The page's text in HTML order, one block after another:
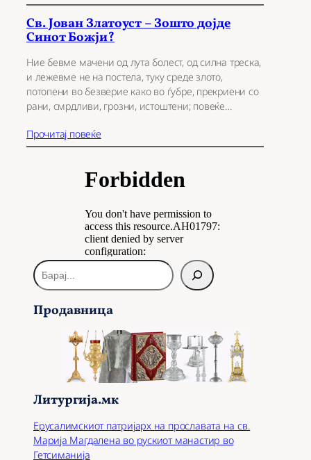
Св. Јован Златоуст – Зошто дојде
Синот Божји?
Ние бевме мачени од лута болест, од силна треска,
и лежевме не на постела, туку среде злото,
потопени во безверие како во ѓубре, прекриени со
рани, смрдливи, грозни, истоштени; повеќе…
Прочитај повеќе
Б
а
а
Продавница
Литургија.мк
Ерусалимскиот патријарх на прославата на св.
Марија Магдалена во рускиот манастир во
Гетсиманија